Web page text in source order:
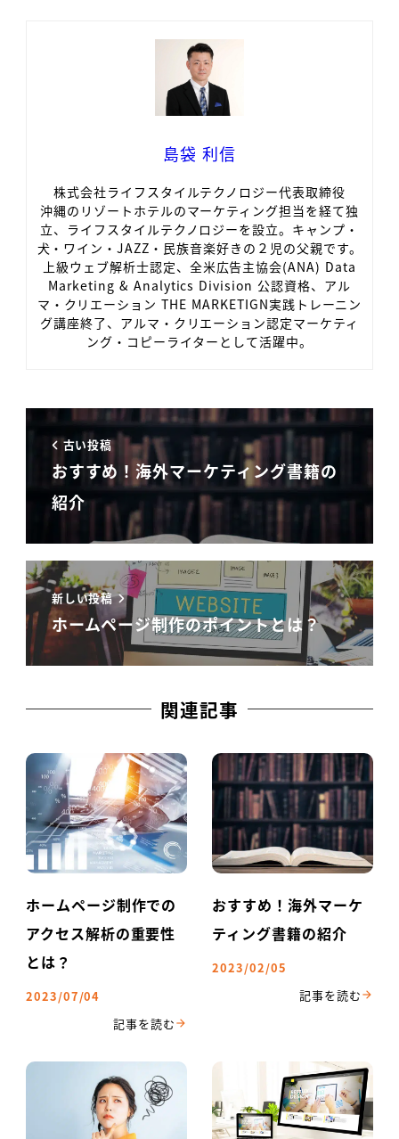
島袋 利信
株式会社ライフスタイルテクノロジー代表取締役
沖縄のリゾートホテルのマーケティング担当を経て独
立、ライフスタイルテクノロジーを設立。キャンプ・
犬・ワイン・JAZZ・民族音楽好きの２児の父親です。
上級ウェブ解析士認定、全米広告主協会(ANA) Data
Marketing & Analytics Division 公認資格、アル
マ・クリエーション THE MARKETIGN実践トレーニン
グ講座終了、アルマ・クリエーション認定マーケティ
ング・コピーライターとして活躍中。
古い投稿
おすすめ！海外マーケティング書籍の
紹介
新しい投稿
ホームページ制作のポイントとは？
関連記事
ホームページ制作での
アクセス解析の重要性
とは？
2023/07/04
おすすめ！海外マーケ
ティング書籍の紹介
2023/02/05